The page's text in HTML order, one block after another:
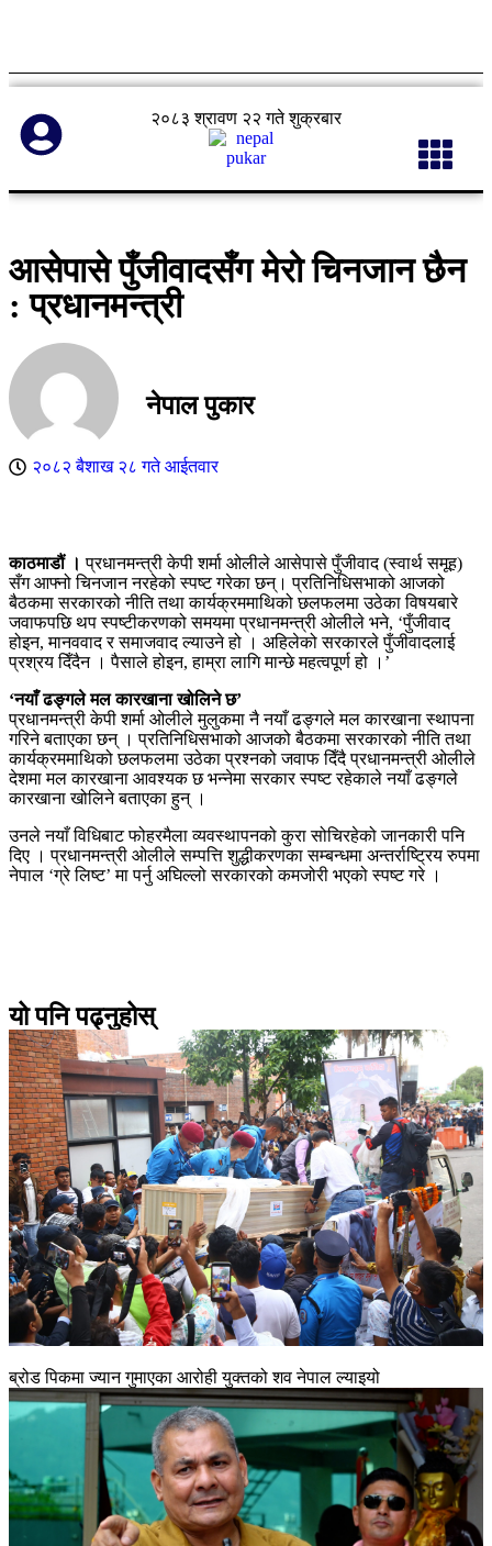
२०८३ श्रावण २२ गते शुक्रबार
आसेपासे पुँजीवादसँग मेरो चिनजान छैन
: प्रधानमन्त्री
नेपाल पुकार
२०८२ बैशाख २८ गते आईतवार
काठमाडौं ।प्रधानमन्त्री केपी शर्मा ओलीले आसेपासे पुँजीवाद (स्वार्थ समूह)
सँग आफ्नो चिनजान नरहेको स्पष्ट गरेका छन्। प्रतिनिधिसभाको आजको
बैठकमा सरकारको नीति तथा कार्यक्रममाथिको छलफलमा उठेका विषयबारे
जवाफपछि थप स्पष्टीकरणको समयमा प्रधानमन्त्री ओलीले भने, ‘पुँजीवाद
होइन, मानववाद र समाजवाद ल्याउने हो । अहिलेको सरकारले पुँजीवादलाई
प्रश्रय दिँदैन । पैसाले होइन, हाम्रा लागि मान्छे महत्वपूर्ण हो ।’
‘नयाँ ढङ्गले मल कारखाना खोलिने छ’
प्रधानमन्त्री केपी शर्मा ओलीले मुलुकमा नै नयाँ ढङ्गले मल कारखाना स्थापना
गरिने बताएका छन् । प्रतिनिधिसभाको आजको बैठकमा सरकारको नीति तथा
कार्यक्रममाथिको छलफलमा उठेका प्रश्नको जवाफ दिँदै प्रधानमन्त्री ओलीले
देशमा मल कारखाना आवश्यक छ भन्नेमा सरकार स्पष्ट रहेकाले नयाँ ढङ्गले
कारखाना खोलिने बताएका हुन् ।
उनले नयाँ विधिबाट फोहरमैला व्यवस्थापनको कुरा सोचिरहेको जानकारी पनि
दिए । प्रधानमन्त्री ओलीले सम्पत्ति शुद्धीकरणका सम्बन्धमा अन्तर्राष्ट्रिय रुपमा
नेपाल ‘ग्रे लिष्ट’ मा पर्नु अघिल्लो सरकारको कमजोरी भएको स्पष्ट गरे ।
यो पनि पढ्नुहोस्
ब्रोड पिकमा ज्यान गुमाएका आरोही युक्तको शव नेपाल ल्याइयो